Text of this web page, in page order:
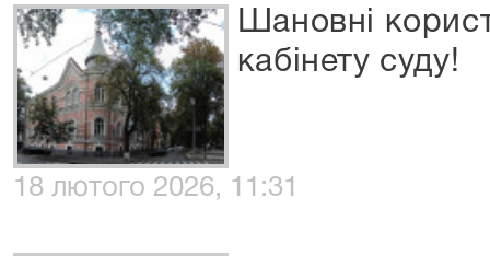
Шановні
кабінету суду!
18 лютого 2026, 11:31